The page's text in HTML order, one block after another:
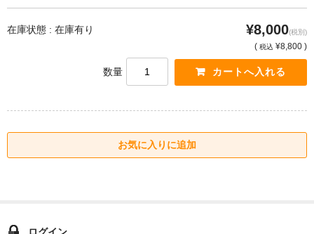
在庫状態 : 在庫有り ¥8,000(税別)
( 税込 ¥8,800 )
数量